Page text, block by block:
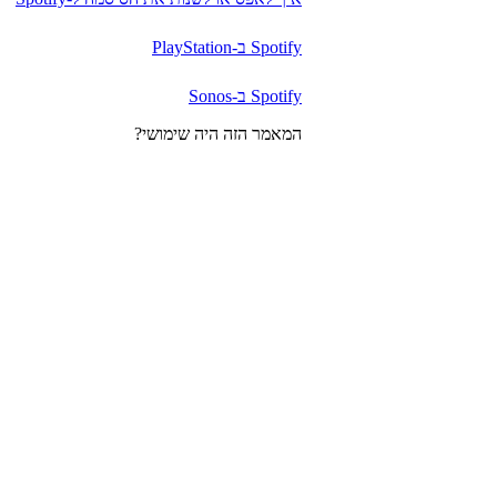
Spotify ב-PlayStation
Spotify ב-Sonos
המאמר הזה היה שימושי?